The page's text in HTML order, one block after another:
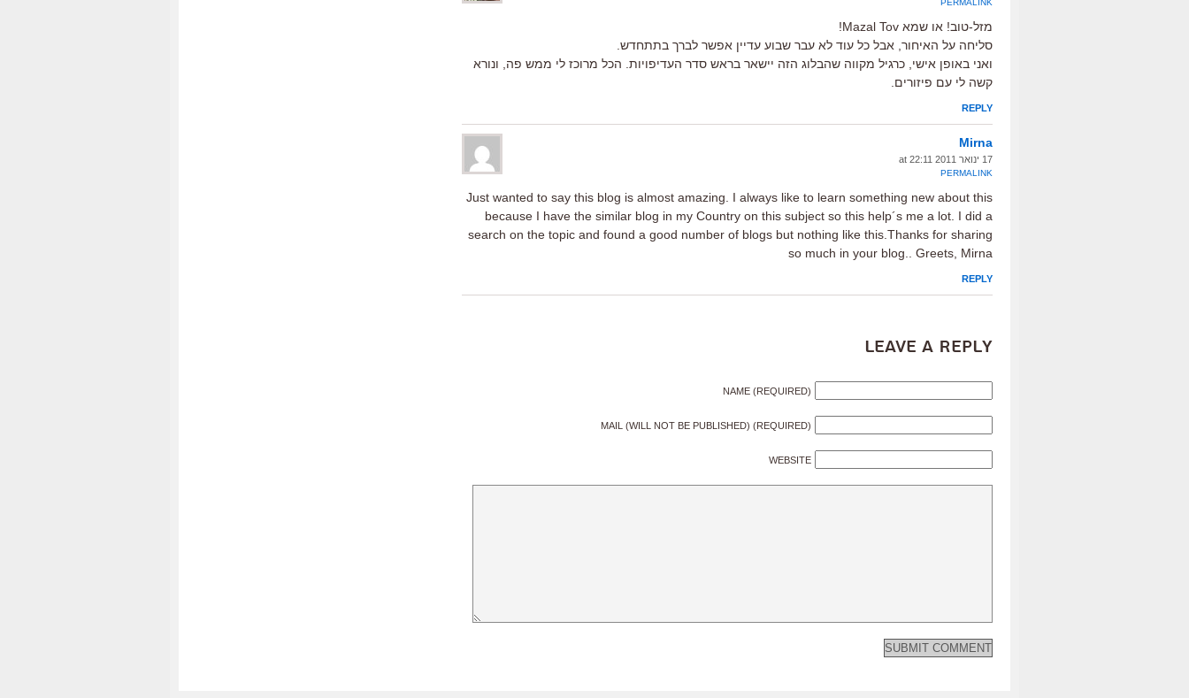
PERMALINK
מזל-טוב! או שמא Mazal Tov!
סליחה על האיחור, אבל כל עוד לא עבר שבוע עדיין אפשר לברך בתתחדש.
ואני באופן אישי, כרגיל מקווה שהבלוג הזה יישאר בראש סדר העדיפויות. הכל מרוכז לי ממש פה, ונורא
קשה לי עם פיזורים.
REPLY
Mirna
17 ינואר 2011 at 22:11
PERMALINK
Just wanted to say this blog is almost amazing. I always like to learn something new about this
because I have the similar blog in my Country on this subject so this help´s me a lot. I did a
search on the topic and found a good number of blogs but nothing like this.Thanks for sharing
so much in your blog.. Greets, Mirna
REPLY
Leave a Reply
NAME (REQUIRED)
MAIL (WILL NOT BE PUBLISHED) (REQUIRED)
WEBSITE